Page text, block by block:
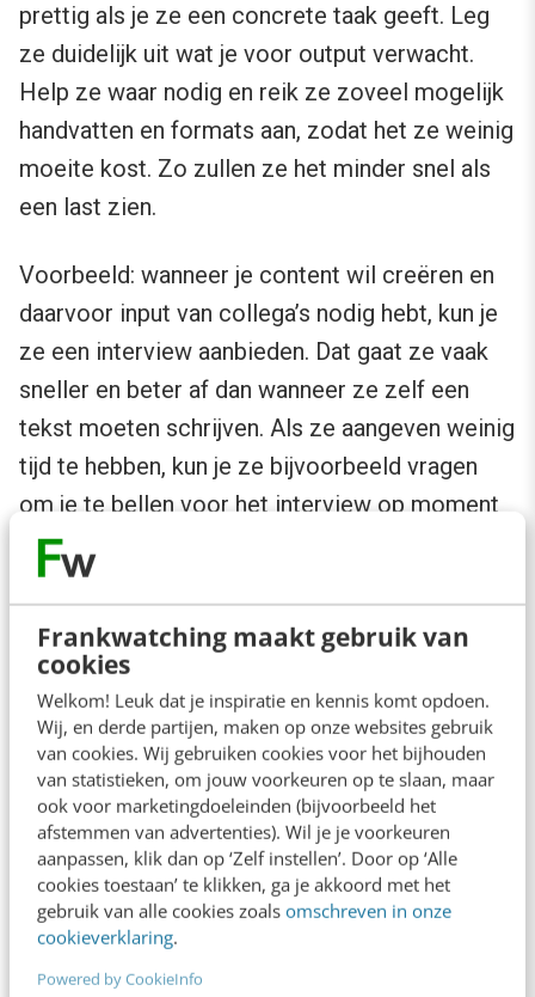
Frankwatching maakt gebruik van
cookies
Welkom! Leuk dat je inspiratie en kennis komt opdoen.
Wij, en derde partijen, maken op onze websites gebruik
van cookies. Wij gebruiken cookies voor het bijhouden
van statistieken, om jouw voorkeuren op te slaan, maar
ook voor marketingdoeleinden (bijvoorbeeld het
afstemmen van advertenties). Wil je je voorkeuren
aanpassen, klik dan op ‘Zelf instellen’. Door op ‘Alle
cookies toestaan’ te klikken, ga je akkoord met het
gebruik van alle cookies zoals omschreven in onze
cookieverklaring.
Powered by CookieInfo
prettig als je ze een concrete taak geeft. Leg
ze duidelijk uit wat je voor output verwacht.
Help ze waar nodig en reik ze zoveel mogelijk
handvatten en formats aan, zodat het ze weinig
moeite kost. Zo zullen ze het minder snel als
een last zien.
Voorbeeld: wanneer je content wil creëren en
daarvoor input van collega’s nodig hebt, kun je
ze een interview aanbieden. Dat gaat ze vaak
sneller en beter af dan wanneer ze zelf een
tekst moeten schrijven. Als ze aangeven weinig
tijd te hebben, kun je ze bijvoorbeeld vragen
om je te bellen voor het interview op moment
dat ze in de auto zitten op weg naar een klant.
Zo kunnen ze tijdens reistijd hun verhaal doen
en kun jij als marketeer aan de slag met het
uitwerken van de content. Een win-win situatie
voor beide partijen.